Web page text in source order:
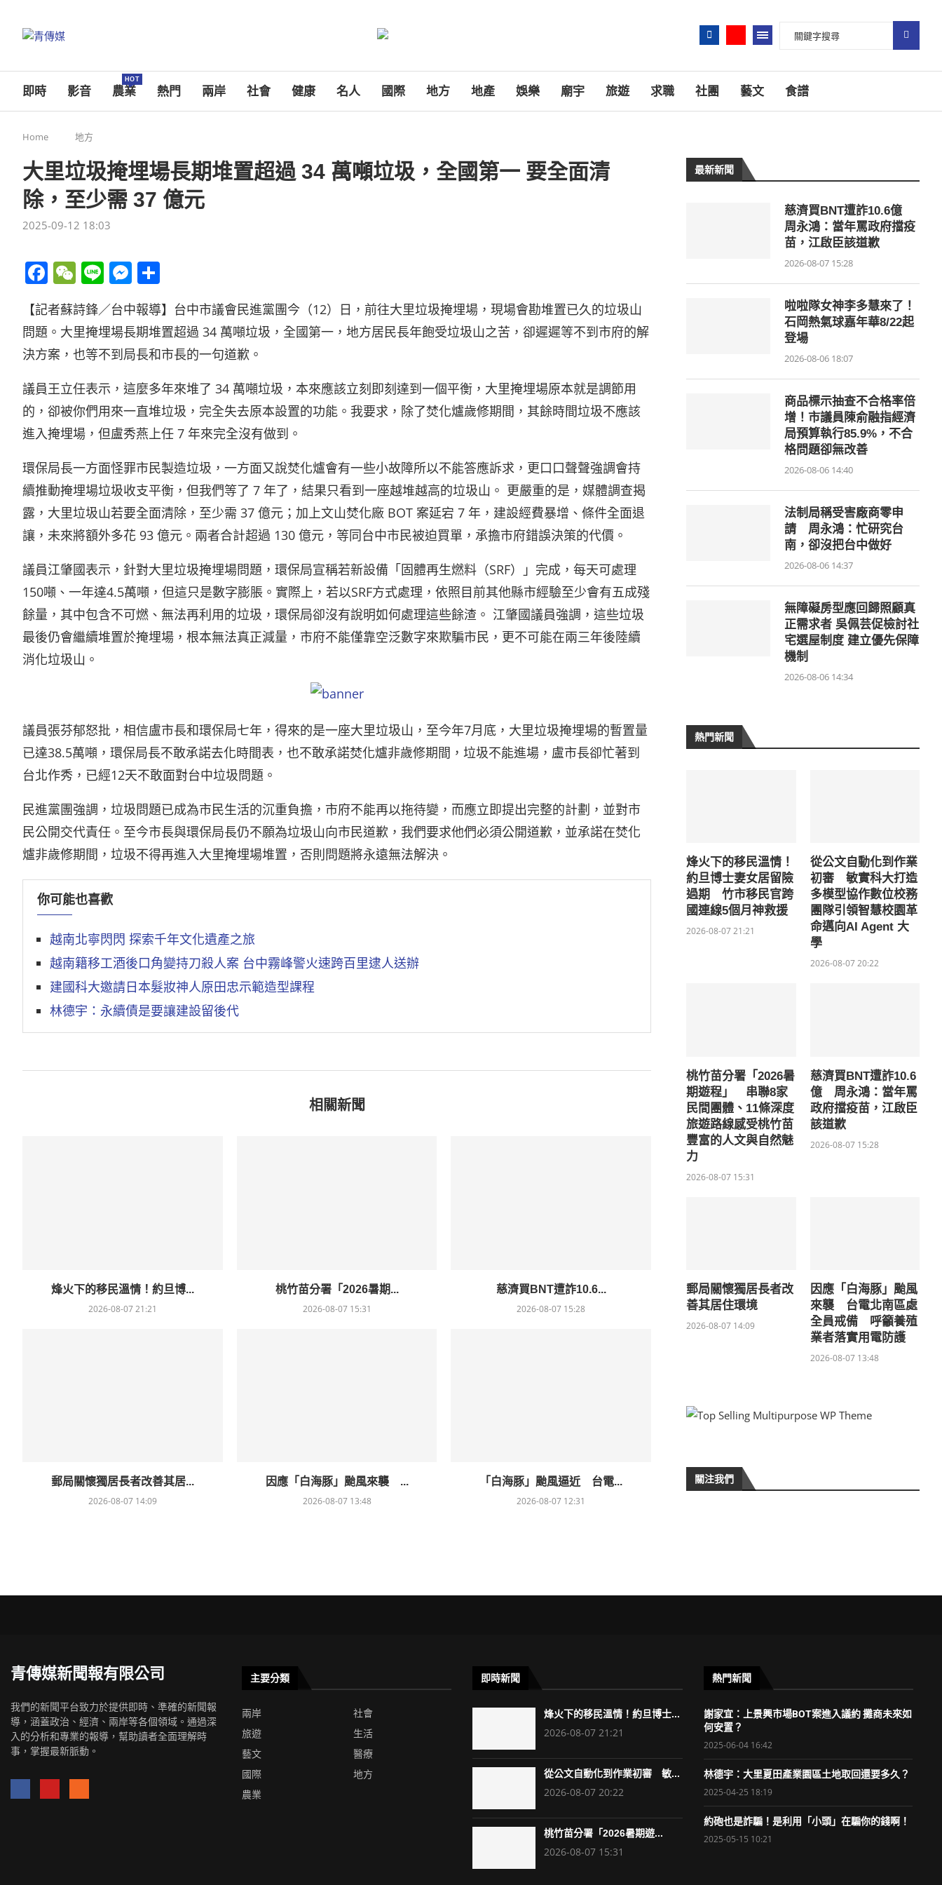
即時 影音 農業
HOT
熱門 兩岸 社會 健康 名人 國際 地方 地產 娛樂 廟宇 旅遊 求職 社團 藝文 食譜
Home 地方
大里垃圾掩埋場長期堆置超過 34 萬噸垃圾，全國第一 要全面清
除，至少需 37 億元
2025-09-12 18:03
Facebook
WeChat
LineMessenger
享
【記者蘇詩鋒／台中報導】台中市議會民進黨團今（12）日，前往大里垃圾掩埋場，現場會勘堆置已久的垃圾山
問題。大里掩埋場長期堆置超過 34 萬噸垃圾，全國第一，地方居民長年飽受垃圾山之苦，卻遲遲等不到市府的解
決方案，也等不到局長和市長的一句道歉。
議員王立任表示，這麼多年來堆了 34 萬噸垃圾，本來應該立刻即刻達到一個平衡，大里掩埋場原本就是調節用
的，卻被你們用來一直堆垃圾，完全失去原本設置的功能。我要求，除了焚化爐歲修期間，其餘時間垃圾不應該
進入掩埋場，但盧秀燕上任 7 年來完全沒有做到。
環保局長一方面怪罪市民製造垃圾，一方面又說焚化爐會有一些小故障所以不能答應訴求，更口口聲聲強調會持
續推動掩埋場垃圾收支平衡，但我們等了 7 年了，結果只看到一座越堆越高的垃圾山。 更嚴重的是，媒體調查揭
露，大里垃圾山若要全面清除，至少需 37 億元；加上文山焚化廠 BOT 案延宕 7 年，建設經費暴增、條件全面退
讓，未來將額外多花 93 億元。兩者合計超過 130 億元，等同台中市民被迫買單，承擔市府錯誤決策的代價。
議員江肇國表示，針對大里垃圾掩埋場問題，環保局宣稱若新設備「固體再生燃料（SRF）」完成，每天可處理
150噸、一年達4.5萬噸，但這只是數字膨脹。實際上，若以SRF方式處理，依照目前其他縣市經驗至少會有五成殘
餘量，其中包含不可燃、無法再利用的垃圾，環保局卻沒有說明如何處理這些餘渣。 江肇國議員強調，這些垃圾
最後仍會繼續堆置於掩埋場，根本無法真正減量，市府不能僅靠空泛數字來欺騙市民，更不可能在兩三年後陸續
消化垃圾山。
議員張芬郁怒批，相信盧市長和環保局七年，得來的是一座大里垃圾山，至今年7月底，大里垃圾掩埋場的暫置量
已達38.5萬噸，環保局長不敢承諾去化時間表，也不敢承諾焚化爐非歲修期間，垃圾不能進場，盧市長卻忙著到
台北作秀，已經12天不敢面對台中垃圾問題。
民進黨團強調，垃圾問題已成為市民生活的沉重負擔，市府不能再以拖待變，而應立即提出完整的計劃，並對市
民公開交代責任。至今市長與環保局長仍不願為垃圾山向市民道歉，我們要求他們必須公開道歉，並承諾在焚化
爐非歲修期間，垃圾不得再進入大里掩埋場堆置，否則問題將永遠無法解決。
你可能也喜歡
越南北寧閃閃 探索千年文化遺產之旅
越南籍移工酒後口角變持刀殺人案 台中霧峰警火速跨百里逮人送辦
建國科大邀請日本髮妝神人原田忠示範造型課程
林德宇：永續債是要讓建設留後代
相關新聞
烽火下的移民溫情！約旦博...
2026-08-07 21:21
桃竹苗分署「2026暑期...
2026-08-07 15:31
慈濟買BNT遭詐10.6...
2026-08-07 15:28
郵局關懷獨居長者改善其居...
2026-08-07 14:09
因應「白海豚」颱風來襲 ...
2026-08-07 13:48
「白海豚」颱風逼近 台電...
2026-08-07 12:31
最新新聞
慈濟買BNT遭詐10.6億
周永鴻：當年罵政府擋疫
苗，江啟臣該道歉
2026-08-07 15:28
啦啦隊女神李多慧來了！
石岡熱氣球嘉年華8/22起
登場
2026-08-06 18:07
商品標示抽查不合格率倍
增！市議員陳俞融指經濟
局預算執行85.9%，不合
格問題卻無改善
2026-08-06 14:40
法制局稱受害廠商零申
請 周永鴻：忙研究台
南，卻沒把台中做好
2026-08-06 14:37
無障礙房型應回歸照顧真
正需求者 吳佩芸促檢討社
宅選屋制度 建立優先保障
機制
2026-08-06 14:34
熱門新聞
烽火下的移民溫情！
約旦博士妻女居留險
過期 竹市移民官跨
國連線5個月神救援
2026-08-07 21:21
從公文自動化到作業
初審 敏實科大打造
多模型協作數位校務
團隊引領智慧校園革
命邁向AI Agent 大
學
2026-08-07 20:22
桃竹苗分署「2026暑
期遊程」 串聯8家
民間團體、11條深度
旅遊路線感受桃竹苗
豐富的人文與自然魅
力
2026-08-07 15:31
慈濟買BNT遭詐10.6
億 周永鴻：當年罵
政府擋疫苗，江啟臣
該道歉
2026-08-07 15:28
郵局關懷獨居長者改
善其居住環境
2026-08-07 14:09
因應「白海豚」颱風
來襲 台電北南區處
全員戒備 呼籲養殖
業者落實用電防護
2026-08-07 13:48
關注我們
青傳媒新聞報有限公司
我們的新聞平台致力於提供即時、準確的新聞報
導，涵蓋政治、經濟、兩岸等各個領域。通過深
入的分析和專業的報導，幫助讀者全面理解時
事，掌握最新脈動。
主要分類
兩岸
社會
旅遊
生活
藝文
醫療
國際
地方
農業
即時新聞
烽火下的移民溫情！約旦博士...
2026-08-07 21:21
從公文自動化到作業初審 敏...
2026-08-07 20:22
桃竹苗分署「2026暑期遊...
2026-08-07 15:31
熱門新聞
謝家宜：上景興市場BOT案進入議約 攤商未來如
何安置？
2025-06-04 16:42
林德宇：大里夏田產業園區土地取回還要多久？
2025-04-25 18:19
約砲也是詐騙！是利用「小頭」在騙你的錢啊！
2025-05-15 10:21